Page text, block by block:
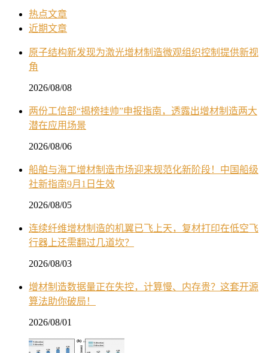
热点文章
近期文章
原子结构新发现为激光增材制造微观组织控制提供新视
角
2026/08/08
两份工信部“揭榜挂帅”申报指南，透露出增材制造两大
潜在应用场景
2026/08/06
船舶与海工增材制造市场迎来规范化新阶段！中国船级
社新指南9月1日生效
2026/08/05
连续纤维增材制造的机翼已飞上天，复材打印在低空飞
行器上还需翻过几道坎？
2026/08/03
增材制造数据量正在失控，计算慢、内存贵？这套开源
算法助你破局！
2026/08/01